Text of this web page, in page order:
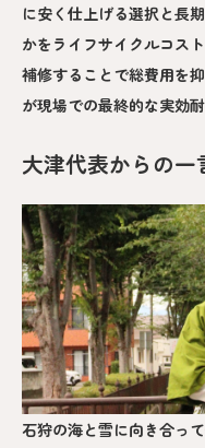
に安く仕上げる選択と長
かをライフサイクルコス
補修することで総費用を
が現場での最終的な実効
大津代表からの一
石狩の海と雪に向き合っ